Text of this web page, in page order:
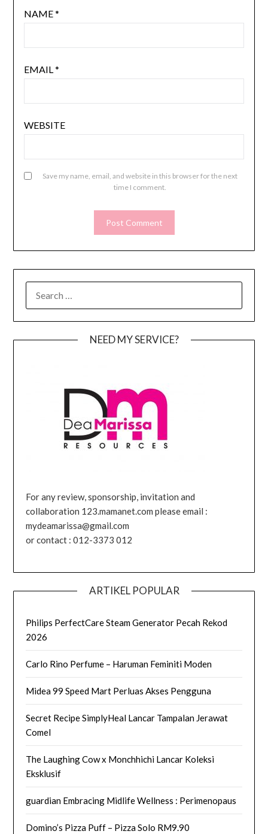
NAME*
EMAIL*
WEBSITE
Save my name, email, and website in this browser for the next
time I comment.
NEED MY SERVICE?
For any review, sponsorship, invitation and
collaboration 123.mamanet.com please email :
mydeamarissa@gmail.com
or contact : 012-3373 012
ARTIKEL POPULAR
Philips PerfectCare Steam Generator Pecah Rekod
2026
Carlo Rino Perfume – Haruman Feminiti Moden
Midea 99 Speed Mart Perluas Akses Pengguna
Secret Recipe SimplyHeal Lancar Tampalan Jerawat
Comel
The Laughing Cow x Monchhichi Lancar Koleksi
Eksklusif
guardian Embracing Midlife Wellness : Perimenopaus
Domino’s Pizza Puff – Pizza Solo RM9.90